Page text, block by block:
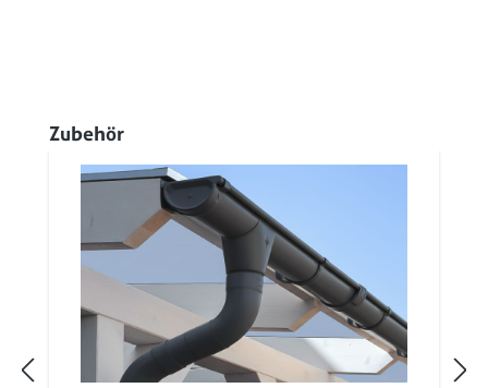
Produktgalerie überspringen
Zubehör